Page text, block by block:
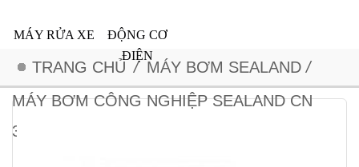
MÁY RỬA XE
ĐỘNG CƠ
ĐIỆN
TRANG CHỦ / MÁY BƠM SEALAND /
MÁY BƠM CÔNG NGHIỆP SEALAND CN
32-160A (3KW)